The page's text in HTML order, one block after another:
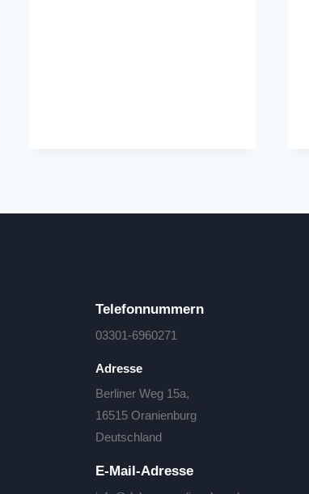
Telefonnummern
03301-6960271
Adresse
Berliner Weg 15a,
16515 Oranienburg
Deutschland
E-Mail-Adresse